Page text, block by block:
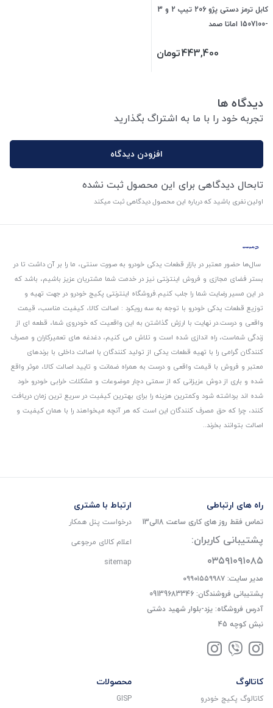
کابل ترمز دستی پژو 206 تیپ 2 و 3
-1507100 اماتا صمد
443,400تومان
دیدگاه ها
تجربه خود را با ما به اشتراگ بگذارید
افزودن دیدگاه
تابحال دیدگاهی برای این محصول ثبت نشده
اولین نفری باشید که درباره این محصول دیدگاهی ثبت میکند
سال‌ها حضور معتبر در بازار قطعات یدکی خودرو به صورت سنتی، ما را بر آن داشت تا در
بستر فضای مجازی و فروش اینترنتی نیز در خدمت شما مشتریان عزیز باشیم، باشد که
در این مسیر رضایت شما را جلب کنیم.فروشگاه اینترنتی پکیج خودرو در جهت تهیه و
توزیع قطعات یدکی خودرو با توجه به سه رویکرد : اصالت کالا، کیفیت مناسب، قیمت
واقعی و درست.در نهایت با ارزش گذاشتن به این واقعیت که خودروی شما، قطعه ای از
زندگی شماست، راه اندازی شده است و تلاش می کنیم، دغدغه های تعمیرکاران و مصرف
کنندگان گرامی را با تهیه قطعات یدکی از تولید کنندگان با اصالت داخلی با برندهای
معتبر و فروش با قیمت واقعی و درست به همراه ضمانت و تایید اصالت کالا، موثر واقع
شده و باری از دوش عزیزانی که از سمتی دچار موضوعات و مشکلات خرابی خودرو خود
شده اند برداشته شود و‌کمترین هزینه را برای بهترین کیفیت در سریع ترین زمان دریافت
کنند، چرا که حق مصرف کنندگان این است که هر آنچه میخواهند را با همان کیفیت و
اصالت بتوانند بخرند..
راه های ارتباطی
تماس فقط روز های کاری ساعت 8الی13
پشتیبانی کاربران:
۰۳۵۹۱۰۹۱۰۸۵
مدیر سایت: ۰۹۹۰۱۵۵۹۹۸۷
پشتیبانی فروشندگان: 09139683346
آدرس فروشگاه: یزد-بلوار شهید دشتی
نبش کوچه 45
ارتباط با مشتری
درخواست پنل همکار
اعلام کالای مرجوعی
sitemap
کاتالوگ
کاتالوگ پکیج خودرو
محصولات
GISP